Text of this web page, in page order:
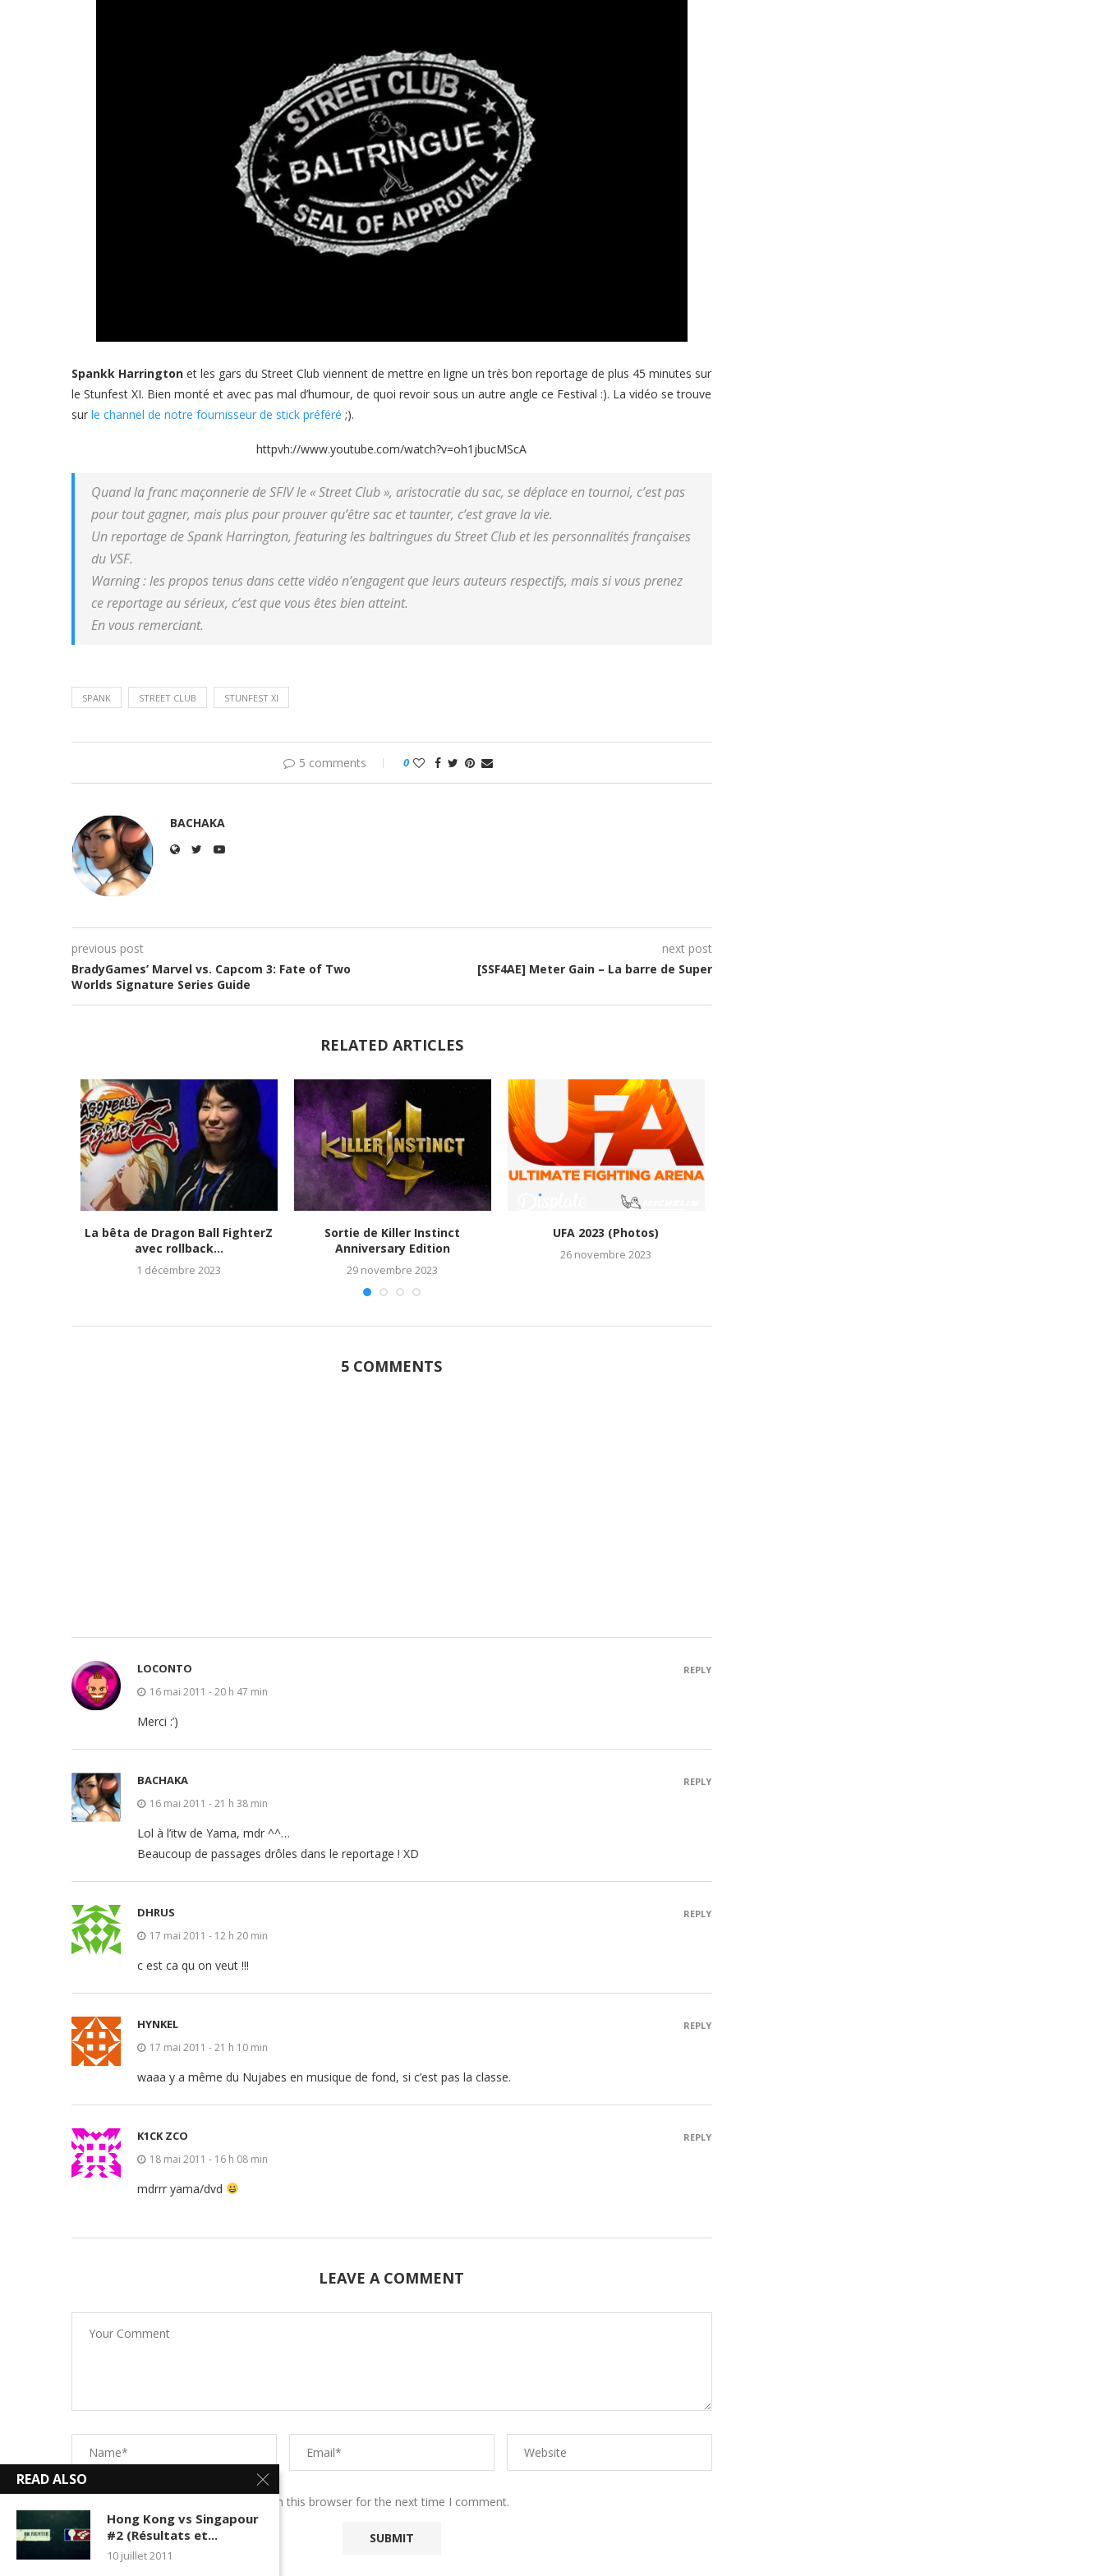
Spankk Harrington et les gars du Street Club viennent de mettre en ligne un très bon reportage de plus 45 minutes sur
le Stunfest XI. Bien monté et avec pas mal d’humour, de quoi revoir sous un autre angle ce Festival :). La vidéo se trouve
sur le channel de notre fournisseur de stick préféré ;).
httpvh://www.youtube.com/watch?v=oh1jbucMScA
Quand la franc maçonnerie de SFIV le « Street Club », aristocratie du sac, se déplace en tournoi, c’est pas
pour tout gagner, mais plus pour prouver qu’être sac et taunter, c’est grave la vie.
Un reportage de Spank Harrington, featuring les baltringues du Street Club et les personnalités françaises
du VSF.
Warning : les propos tenus dans cette vidéo n’engagent que leurs auteurs respectifs, mais si vous prenez
ce reportage au sérieux, c’est que vous êtes bien atteint.
En vous remerciant.
SPANK STREET CLUB STUNFEST XI
5 comments 0
BACHAKA
previous post
BradyGames’ Marvel vs. Capcom 3: Fate of Two
Worlds Signature Series Guide
next post
[SSF4AE] Meter Gain – La barre de Super
RELATED ARTICLES
La bêta de Dragon Ball FighterZ
avec rollback...
1 décembre 2023
Sortie de Killer Instinct
Anniversary Edition
29 novembre 2023
UFA 2023 (Photos)
26 novembre 2023
5 COMMENTS
LOCONTO
16 mai 2011 - 20 h 47 min
Merci :’)
REPLY
BACHAKA
16 mai 2011 - 21 h 38 min
Lol à l’itw de Yama, mdr ^^…
Beaucoup de passages drôles dans le reportage ! XD
REPLY
DHRUS
17 mai 2011 - 12 h 20 min
c est ca qu on veut !!!
REPLY
HYNKEL
17 mai 2011 - 21 h 10 min
waaa y a même du Nujabes en musique de fond, si c’est pas la classe.
REPLY
K1CK ZCO
18 mai 2011 - 16 h 08 min
mdrrr yama/dvd
REPLY
LEAVE A COMMENT
Save my name, email, and website in this browser for the next time I comment.
READ ALSO
Hong Kong vs Singapour
#2 (Résultats et...
10 juillet 2011